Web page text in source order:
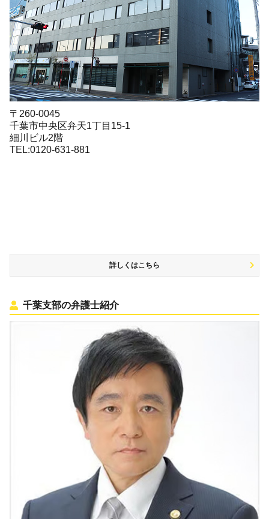
〒260-0045
千葉市中央区弁天1丁目15-1
細川ビル2階
TEL:0120-631-881
詳しくはこちら
千葉支部の弁護士紹介